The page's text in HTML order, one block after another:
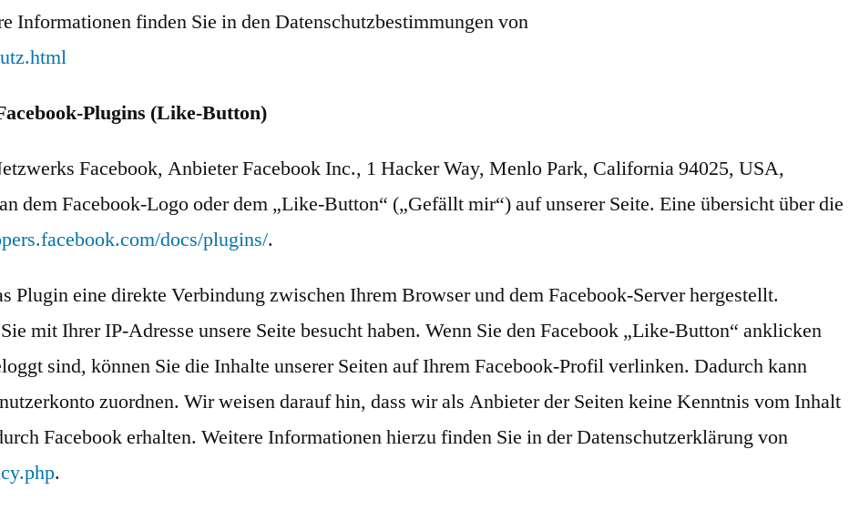
Informationen finden Sie in den Datenschutzbestimmungen von
Plugins (Like-Button)
Facebook, Anbieter Facebook Inc., 1 Hacker Way, Menlo Park, California 94025, USA,
dem Facebook-Logo oder dem „Like-Button“ („Gefällt mir“) auf unserer Seite. Eine übersicht über die
docs/plugins/.
Plugin eine direkte Verbindung zwischen Ihrem Browser und dem Facebook-Server hergestellt.
mit Ihrer IP-Adresse unsere Seite besucht haben. Wenn Sie den Facebook „Like-Button“ anklicken
sind, können Sie die Inhalte unserer Seiten auf Ihrem Facebook-Profil verlinken. Dadurch kann
zuordnen. Wir weisen darauf hin, dass wir als Anbieter der Seiten keine Kenntnis vom Inhalt
Facebook erhalten. Weitere Informationen hierzu finden Sie in der Datenschutzerklärung von
.